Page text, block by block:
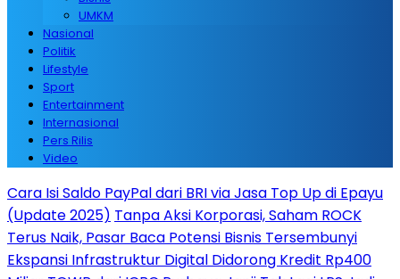
UMKM
Nasional
Politik
Lifestyle
Sport
Entertainment
Internasional
Pers Rilis
Video
Cara Isi Saldo PayPal dari BRI via Jasa Top Up di Epayu
(Update 2025) Tanpa Aksi Korporasi, Saham ROCK
Terus Naik, Pasar Baca Potensi Bisnis Tersembunyi
Ekspansi Infrastruktur Digital Didorong Kredit Rp400